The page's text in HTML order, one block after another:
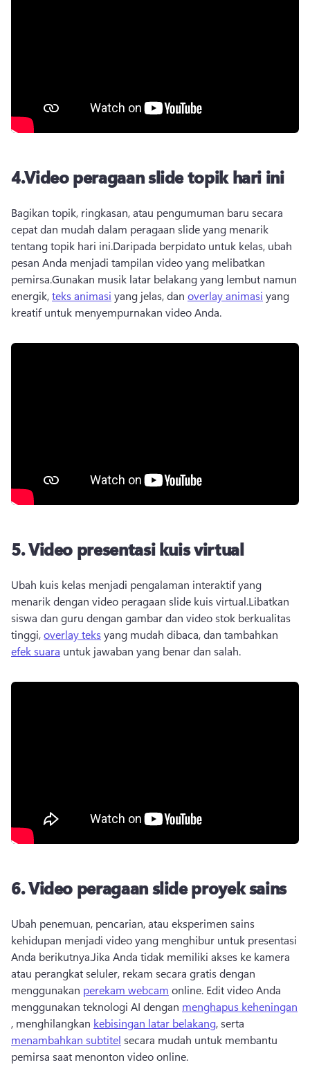
4.Video peragaan slide topik hari ini
Bagikan topik, ringkasan, atau pengumuman baru secara
cepat dan mudah dalam peragaan slide yang menarik
tentang topik hari ini.Daripada berpidato untuk kelas, ubah
pesan Anda menjadi tampilan video yang melibatkan
pemirsa.Gunakan musik latar belakang yang lembut namun
energik, teks animasi yang jelas, dan overlay animasi yang
kreatif untuk menyempurnakan video Anda.
5.Video presentasi kuis virtual
Ubah kuis kelas menjadi pengalaman interaktif yang
menarik dengan video peragaan slide kuis virtual.Libatkan
siswa dan guru dengan gambar dan video stok berkualitas
tinggi, overlay teks yang mudah dibaca, dan tambahkan
efek suara untuk jawaban yang benar dan salah.
6.Video peragaan slide proyek sains
Ubah penemuan, pencarian, atau eksperimen sains
kehidupan menjadi video yang menghibur untuk presentasi
Anda berikutnya.Jika Anda tidak memiliki akses ke kamera
atau perangkat seluler, rekam secara gratis dengan
menggunakan perekam webcam online. Edit video Anda
menggunakan teknologi AI dengan menghapus keheningan
, menghilangkan kebisingan latar belakang, serta
menambahkan subtitel secara mudah untuk membantu
pemirsa saat menonton video online.